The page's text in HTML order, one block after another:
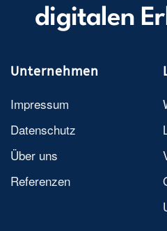
digitalen
Unternehmen
Impressum
Datenschutz
Über uns
Referenzen